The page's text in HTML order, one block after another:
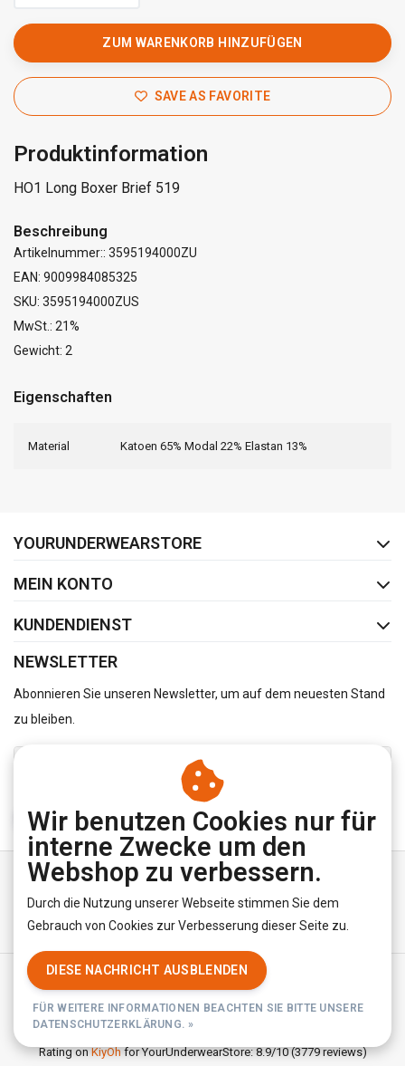
ZUM WARENKORB HINZUFÜGEN
SAVE AS FAVORITE
Produktinformation
HO1 Long Boxer Brief 519
Beschreibung
Artikelnummer:: 3595194000ZU
EAN: 9009984085325
SKU: 3595194000ZUS
MwSt.: 21%
Gewicht: 2
Eigenschaften
Material Katoen 65% Modal 22% Elastan 13%
YOURUNDERWEARSTORE
MEIN KONTO
KUNDENDIENST
NEWSLETTER
Abonnieren Sie unseren Newsletter, um auf dem neuesten Stand
zu bleiben.
ABONNIEREN
Allgemeine Geschäftsbedingungen Privacy Policy
© Copyright 2026 - YourUnderwearStore | Realisatie InStijl Media
Rating onKiyOhfor YourUnderwearStore: 8.9/10 (3779 reviews)
Wir benutzen Cookies nur für
interne Zwecke um den
Webshop zu verbessern.
Durch die Nutzung unserer Webseite stimmen Sie dem
Gebrauch von Cookies zur Verbesserung dieser Seite zu.
DIESE NACHRICHT AUSBLENDEN
FÜR WEITERE INFORMATIONEN BEACHTEN SIE BITTE UNSERE
DATENSCHUTZERKLÄRUNG. »